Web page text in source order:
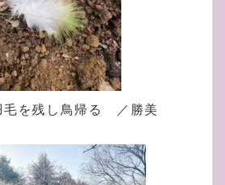
毛を残し鳥帰る ／勝美